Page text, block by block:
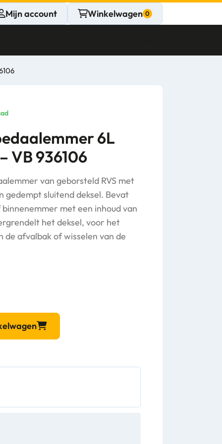
Mijn account Winkelwagen
advies
nodig?
6L
VB 936106
van geborsteld RVS met
sluitend deksel. Bevat
met een inhoud van
het deksel, voor het
de afvalbak of wisselen van de